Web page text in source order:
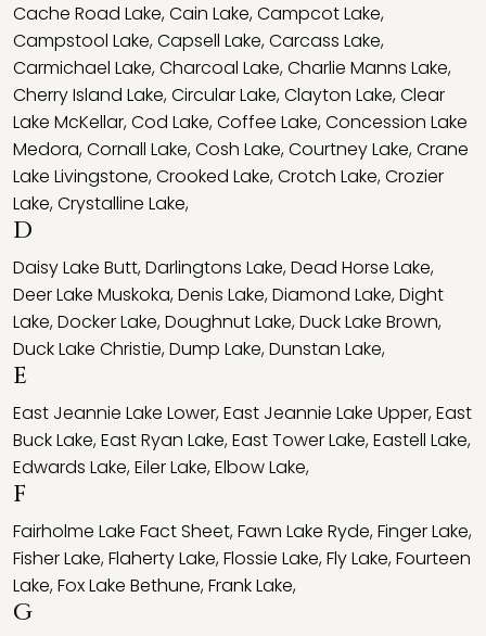
Cache Road Lake,Cain Lake,Campcot Lake,
Campstool Lake,Capsell Lake,Carcass Lake,
Carmichael Lake,Charcoal Lake,Charlie Manns Lake,
Cherry Island Lake,Circular Lake,Clayton Lake,Clear
Lake McKellar,Cod Lake,Coffee Lake,Concession Lake
Medora,Cornall Lake,Cosh Lake,Courtney Lake,Crane
Lake Livingstone,Crooked Lake,Crotch Lake,Crozier
Lake,Crystalline Lake,
D
Daisy Lake Butt,Darlingtons Lake,Dead Horse Lake,
Deer Lake Muskoka,Denis Lake,Diamond Lake,Dight
Lake,Docker Lake,Doughnut Lake,Duck Lake Brown,
Duck Lake Christie,Dump Lake,Dunstan Lake,
E
East Jeannie Lake Lower,East Jeannie Lake Upper,East
Buck Lake,East Ryan Lake,East Tower Lake,Eastell Lake,
Edwards Lake,Eiler Lake,Elbow Lake,
F
Fairholme Lake Fact Sheet,Fawn Lake Ryde,Finger Lake,
Fisher Lake,Flaherty Lake,Flossie Lake,Fly Lake,Fourteen
Lake,Fox Lake Bethune,Frank Lake,
G